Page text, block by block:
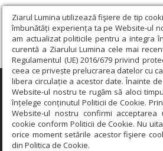
Ziarul Lumina utilizează fişiere de tip
îmbunătăți experiența ta pe Website-ul
am actualizat politicile pentru a integra
curentă a Ziarului Lumina cele mai
Regulamentul (UE) 2016/679 privind
ceea ce privește prelucrarea datelor cu
libera circulație a acestor date. Înainte
Website-ul nostru te rugăm să aloci
înțelege conținutul Politicii de Cookie.
Website-ul nostru confirmi
cookie conform Politicii de Cookie. Nu
orice moment setările acestor fişiere
din Politica de Cookie.